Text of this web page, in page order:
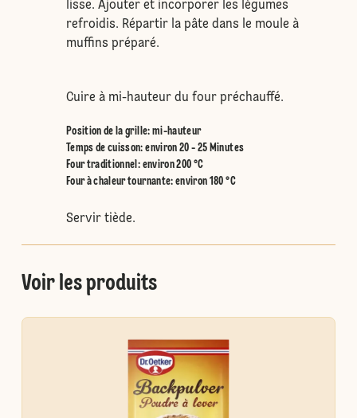
lisse. Ajouter et incorporer les légumes
refroidis. Répartir la pâte dans le moule à
muffins préparé.
Cuire à mi-hauteur du four préchauffé.
Position de la grille: mi-hauteur
Temps de cuisson: environ 20 - 25 Minutes
Four traditionnel : environ 200 °C
Four à chaleur tournante: environ 180 °C
Servir tiède.
Voir les produits